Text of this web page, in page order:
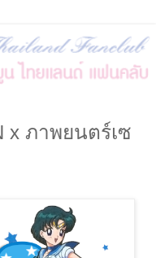
x ภาพยนตร์เซ